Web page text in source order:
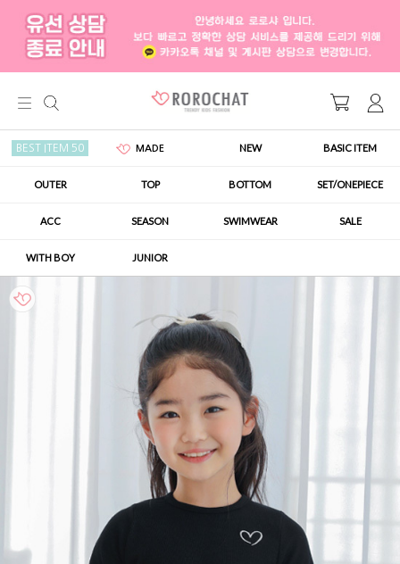
BEST ITEM 50 MADE NEW BASIC ITEM
OUTER TOP BOTTOM SET/ONEPIECE
ACC SEASON SWIMWEAR SALE
WITH BOY JUNIOR